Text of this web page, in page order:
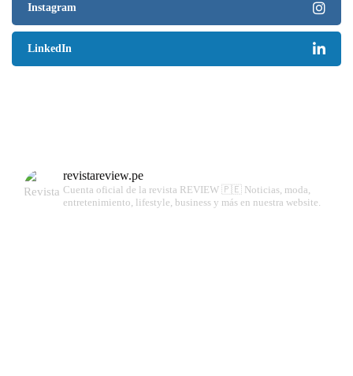
Instagram
LinkedIn
revistareview.pe
Cuenta oficial de la revista REVIEW 🇵🇪 Noticias, moda,
entretenimiento, lifestyle, business y más en nuestra website.